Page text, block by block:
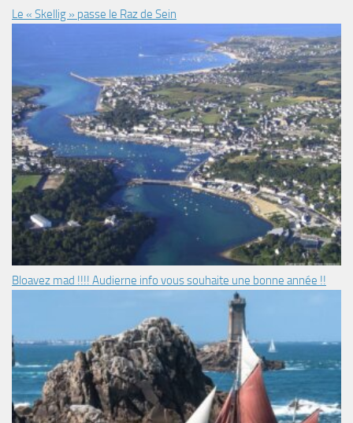
Le « Skellig » passe le Raz de Sein
Bloavez mad !!!! Audierne info vous souhaite une bonne année !!